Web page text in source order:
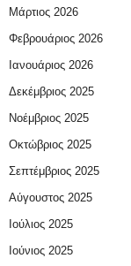
Μάρτιος 2026
Φεβρουάριος 2026
Ιανουάριος 2026
Δεκέμβριος 2025
Νοέμβριος 2025
Οκτώβριος 2025
Σεπτέμβριος 2025
Αύγουστος 2025
Ιούλιος 2025
Ιούνιος 2025